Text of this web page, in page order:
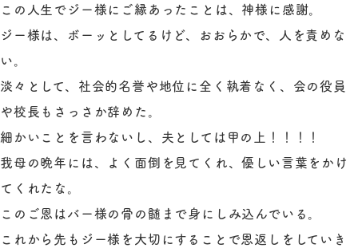
この人生でジー様にご縁あったことは、神様に感謝。
ジー様は、ボーッとしてるけど、おおらかで、人を責めな
い。
淡々として、社会的名誉や地位に全く執着なく、会の役員
や校長もさっさか辞めた。
細かいことを言わないし、夫としては甲の上！！！！
我母の晩年には、よく面倒を見てくれ、優しい言葉をかけ
てくれたな。
このご恩はバー様の骨の髄まで身にしみ込んでいる。
これから先もジー様を大切にすることで恩返しをしていき